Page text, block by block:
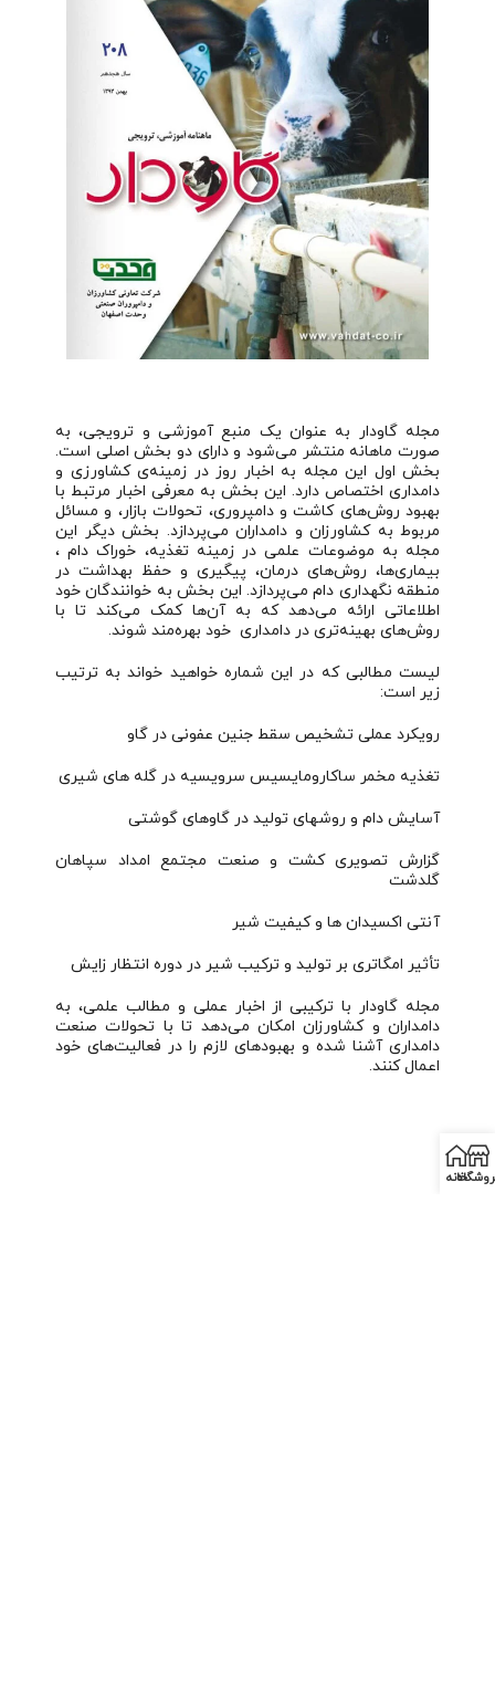
مجله گاودار به عنوان یک منبع آموزشی و ترویجی، به
صورت ماهانه منتشر می‌شود و دارای دو بخش اصلی است.
بخش اول این مجله به اخبار روز در زمینه‌ی کشاورزی و
دامداری اختصاص دارد. این بخش به معرفی اخبار مرتبط با
بهبود روش‌های کاشت و دامپروری، تحولات بازار، و مسائل
مربوط به کشاورزان و دامداران می‌پردازد. بخش دیگر این
مجله به موضوعات علمی در زمینه تغذیه، خوراک دام ،
بیماری‌ها، روش‌های درمان، پیگیری و حفظ بهداشت در
منطقه نگهداری دام می‌پردازد. این بخش به خوانندگان خود
اطلاعاتی ارائه می‌دهد که به آن‌ها کمک می‌کند تا با
روش‌های بهینه‌تری در دامداری خود بهره‌مند شوند.
لیست مطالبی که در این شماره خواهید خواند به ترتیب
زیر است:
رویکرد عملی تشخیص سقط جنین عفونی در گاو
تغذیه مخمر ساکارومایسیس سرویسیه در گله های شیری
آسایش دام و روشهای تولید در گاوهای گوشتی
گزارش تصویری کشت و صنعت مجتمع امداد سپاهان
گلدشت
آنتی اکسیدان ها و کیفیت شیر
تأثیر امگاتری بر تولید و ترکیب شیر در دوره انتظار زایش
مجله گاودار با ترکیبی از اخبار عملی و مطالب علمی، به
دامداران و کشاورزان امکان می‌دهد تا با تحولات صنعت
دامداری آشنا شده و بهبودهای لازم را در فعالیت‌های خود
اعمال کنند.
خانه